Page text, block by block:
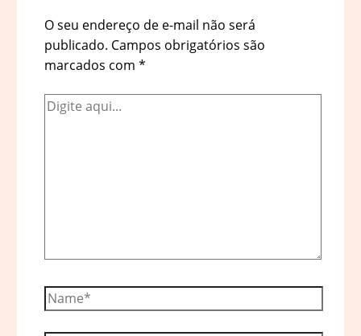
O seu endereço de e-mail não será
publicado. Campos obrigatórios são
marcados com *
Digite
Name*